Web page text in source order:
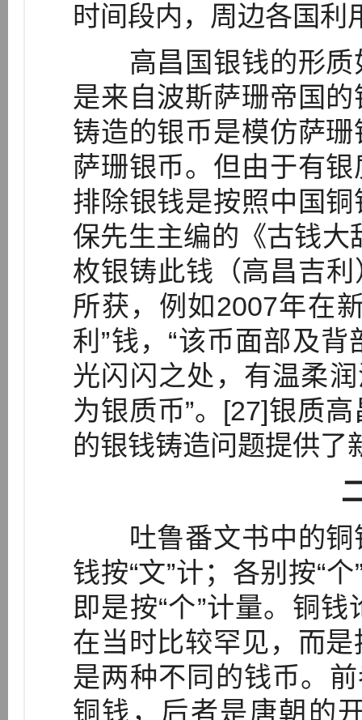
时间段内，周边各国利
高昌国银钱的形质
是来自波斯萨珊帝国
铸造的银币是模仿萨
萨珊银币。但由于有
排除银钱是按照中国
保先生主编的《古钱大
枚银铸此钱（高昌吉
所获，例如2007年在
利”钱，“该币面部及
光闪闪之处，有温柔
为银质币”。[27]银质
的银钱铸造问题提供了
吐鲁番文书中的铜
钱按“文”计；各别按“
即是按“个”计量。铜
在当时比较罕见，而
是两种不同的钱币。
铜钱，后者是唐朝的